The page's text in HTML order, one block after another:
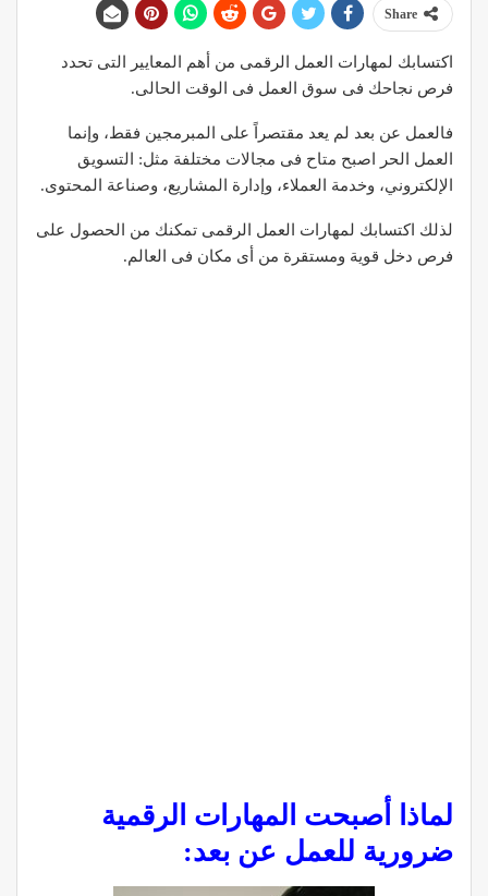
Share
اكتسابك لمهارات العمل الرقمى من أهم المعايير التى تحدد
فرص نجاحك فى سوق العمل فى الوقت الحالى.
فالعمل عن بعد لم يعد مقتصراً على المبرمجين فقط، وإنما
العمل الحر اصبح متاح فى مجالات مختلفة مثل: التسويق
الإلكتروني، وخدمة العملاء، وإدارة المشاريع، وصناعة المحتوى.
لذلك اكتسابك لمهارات العمل الرقمى تمكنك من الحصول على
فرص دخل قوية ومستقرة من أى مكان فى العالم.
لماذا أصبحت المهارات الرقمية
ضرورية للعمل عن بعد: